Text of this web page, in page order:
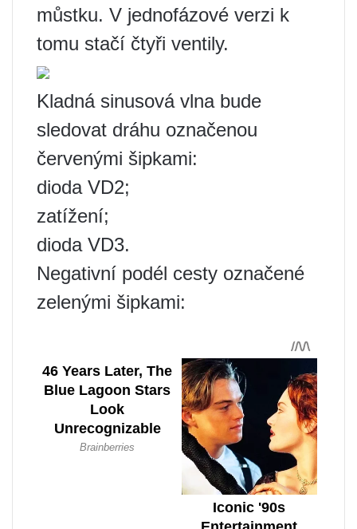
můstku. V jednofázové verzi k
tomu stačí čtyři ventily.
Kladná sinusová vlna bude
sledovat dráhu označenou
červenými šipkami:
dioda VD2;
zatížení;
dioda VD3.
Negativní podél cesty označené
zelenými šipkami: